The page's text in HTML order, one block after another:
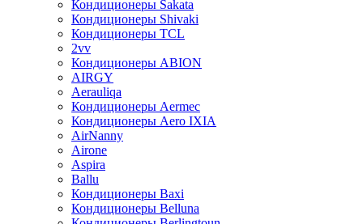
Кондиционеры Sakata
Кондиционеры Shivaki
Кондиционеры TCL
2vv
Кондиционеры ABION
AIRGY
Aerauliqa
Кондиционеры Aermec
Кондиционеры Aero IXIA
AirNanny
Airone
Aspira
Ballu
Кондиционеры Baxi
Кондиционеры Belluna